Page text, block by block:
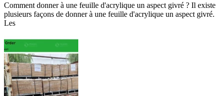
Comment donner à une feuille d'acrylique un aspect givré ? Il existe
plusieurs façons de donner à une feuille d'acrylique un aspect givré.
Les